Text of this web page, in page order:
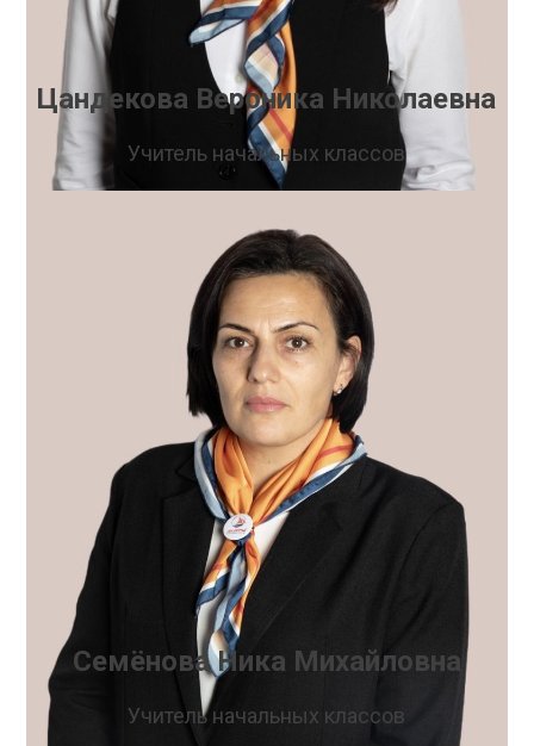
Цандекова Вероника Николаевна
Учитель начальных классов
Семёнова Ника Михайловна
Учитель начальных классов